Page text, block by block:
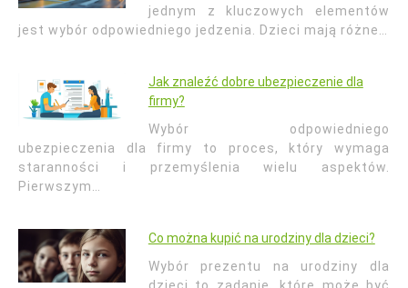
jednym z kluczowych elementów
jest wybór odpowiedniego jedzenia. Dzieci mają różne…
Jak znaleźć dobre ubezpieczenie dla
firmy?
Wybór odpowiedniego
ubezpieczenia dla firmy to proces, który wymaga
staranności i przemyślenia wielu aspektów.
Pierwszym…
Co można kupić na urodziny dla dzieci?
Wybór prezentu na urodziny dla